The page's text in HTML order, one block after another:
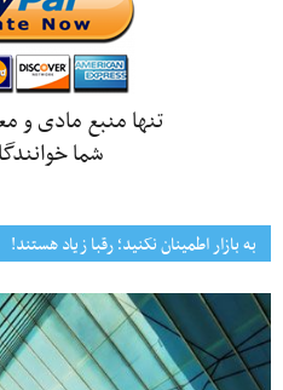
تنها منبع مادی و
شما
به بازار اطمینان نکنید؛ رقبا زیاد هستند!